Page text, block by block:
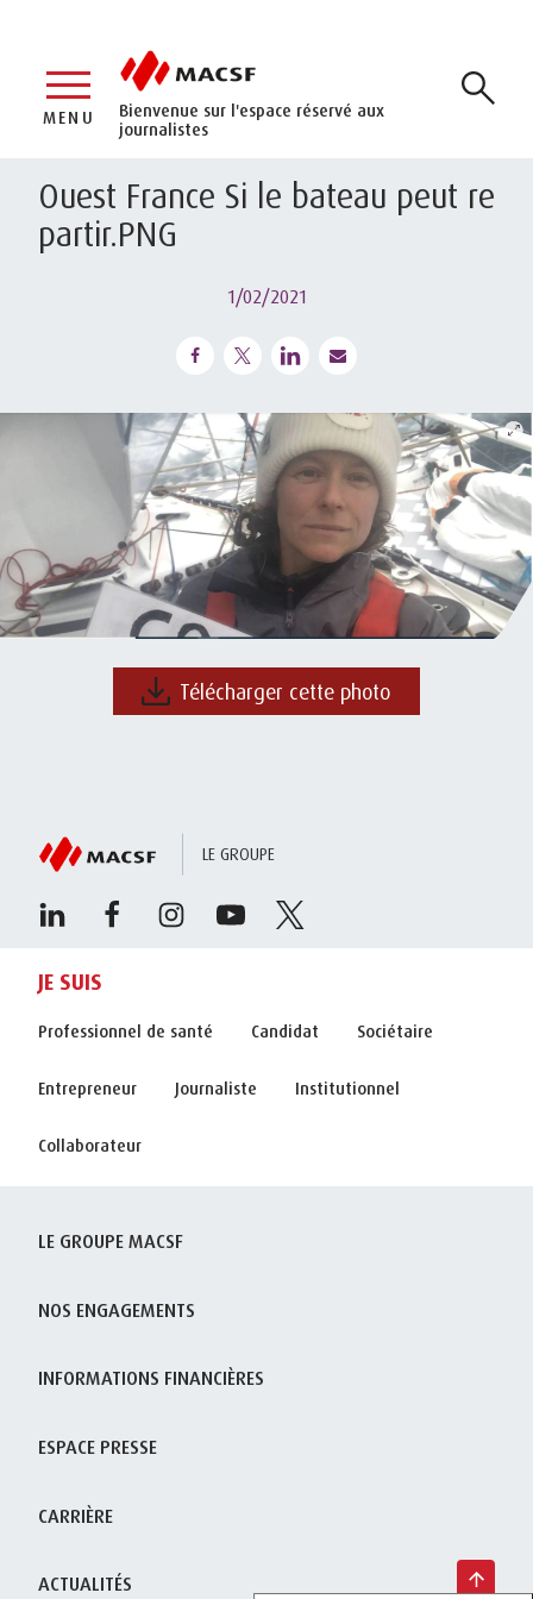
Bienvenue sur l'espace réservé aux
journalistes
MENU
Ouest France Si le bateau peut re
partir.PNG
1/02/2021
Télécharger cette photo
LE GROUPE
JE SUIS
Professionnel de santé Candidat Sociétaire
Entrepreneur Journaliste Institutionnel
Collaborateur
LE GROUPE MACSF
NOS ENGAGEMENTS
INFORMATIONS FINANCIÈRES
ESPACE PRESSE
CARRIÈRE
ACTUALITÉS